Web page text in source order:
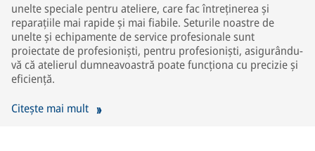
unelte speciale pentru ateliere, care fac întreținerea și
reparațiile mai rapide și mai fiabile. Seturile noastre de
unelte și echipamente de service profesionale sunt
proiectate de profesioniști, pentru profesioniști, asigurându-
vă că atelierul dumneavoastră poate funcționa cu precizie și
eficiență.
Citește mai mult